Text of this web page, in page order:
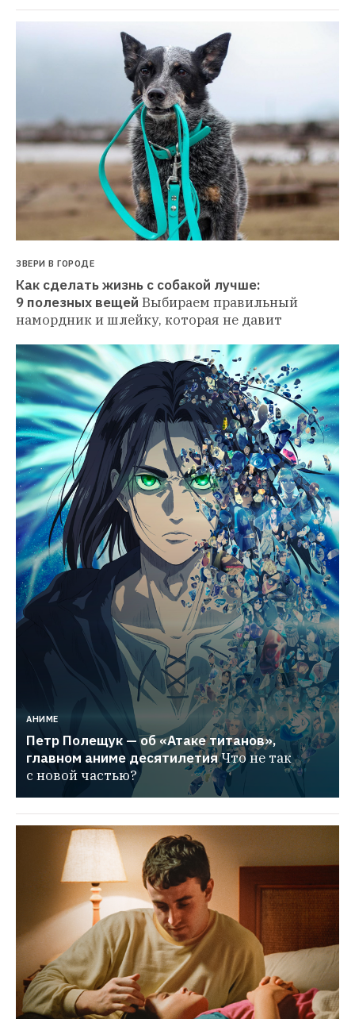
ЗВЕРИ В ГОРОДЕ
Как сделать жизнь с собакой лучше:
9 полезных вещей Выбираем правильный
намордник и шлейку, которая не давит
АНИМЕ
Петр Полещук — об «Атаке титанов»,
главном аниме десятилетияЧто не так
с новой частью?